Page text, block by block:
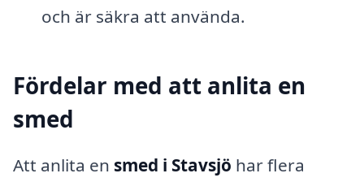
och är säkra att använda.
Fördelar med att anlita en
smed
Att anlita en smed i Stavsjö har flera